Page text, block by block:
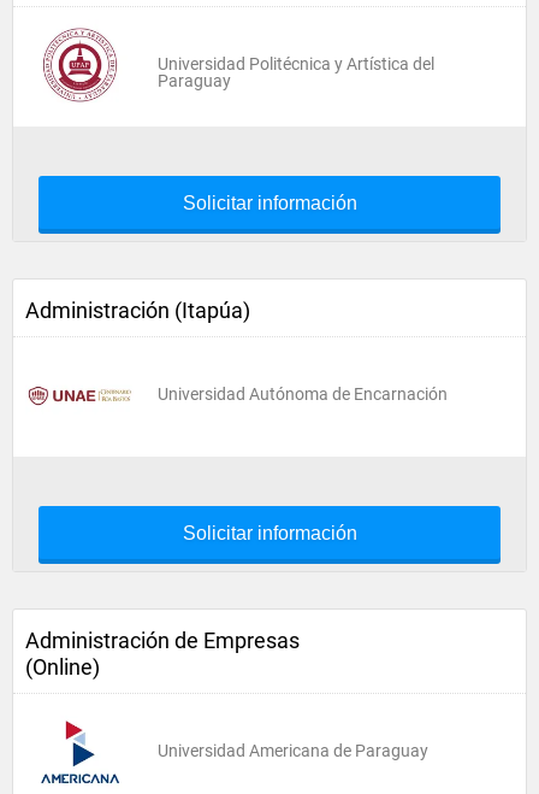
Universidad Politécnica y Artística del
Paraguay
Solicitar información
Administración (Itapúa)
Universidad Autónoma de Encarnación
Solicitar información
Administración de Empresas
(Online)
Universidad Americana de Paraguay